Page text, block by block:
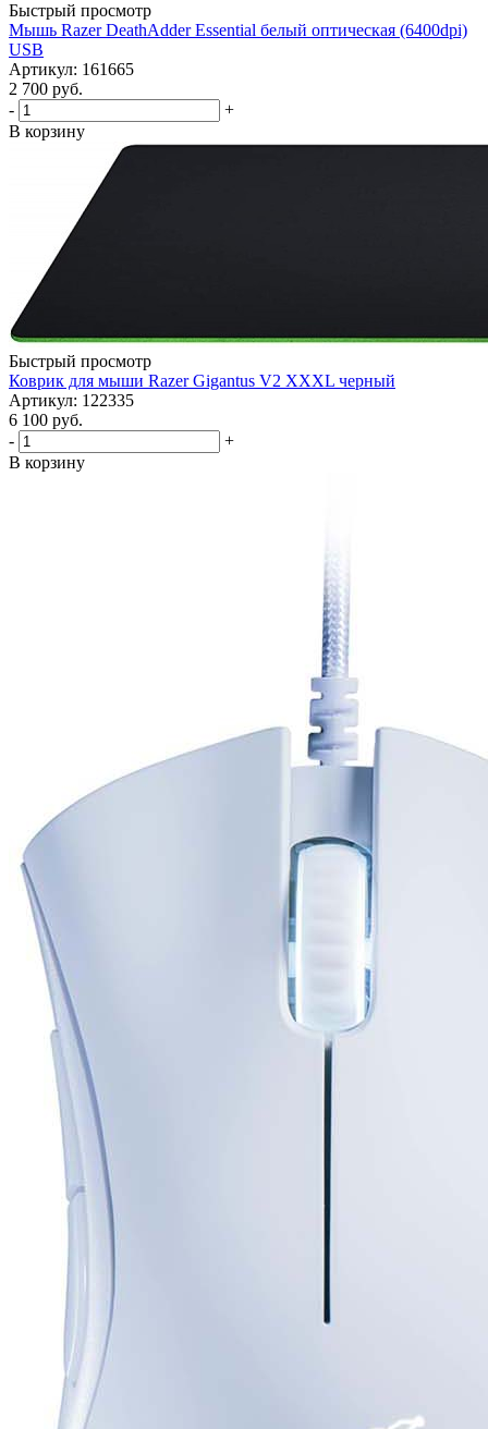
Быстрый просмотр
Мышь Razer DeathAdder Essential белый оптическая (6400dpi)
USB
Артикул: 161665
2 700 руб.
-
+
В корзину
Быстрый просмотр
Коврик для мыши Razer Gigantus V2 XXXL черный
Артикул: 122335
6 100 руб.
-
+
В корзину